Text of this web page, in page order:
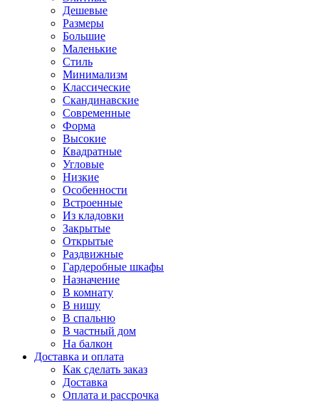
Дешевые
Размеры
Большие
Маленькие
Стиль
Минимализм
Классические
Скандинавские
Современные
Форма
Высокие
Квадратные
Угловые
Низкие
Особенности
Встроенные
Из кладовки
Закрытые
Открытые
Раздвижные
Гардеробные шкафы
Назначение
В комнату
В нишу
В спальню
В частный дом
На балкон
Доставка и оплата
Как сделать заказ
Доставка
Оплата и рассрочка